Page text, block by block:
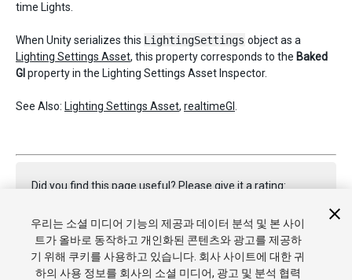
time Lights.
When Unity serializes this LightingSettings object as a
Lighting Settings Asset, this property corresponds to the Baked
GI property in the Lighting Settings Asset Inspector.
See Also: Lighting Settings Asset, realtimeGI
Did you find this page useful? Please give it a rating:
Report a problem on this page
우리는 소셜 미디어 기능의 제공과 데이터 분석 및 본 사이
트가 올바로 동작하고 개인화된 콘텐츠와 광고를 제공하
기 위해 쿠키를 사용하고 있습니다. 회사 사이트에 대한 귀
하의 사용 정보를 회사의 소셜 미디어, 광고 및 분석 협력